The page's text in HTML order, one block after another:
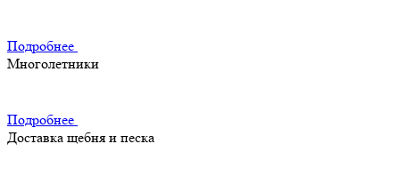
Подробнее
Многолетники
Подробнее
Доставка щебня и песка